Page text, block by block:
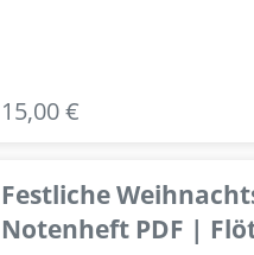
15,00 €
Festliche
Notenheft PDF |